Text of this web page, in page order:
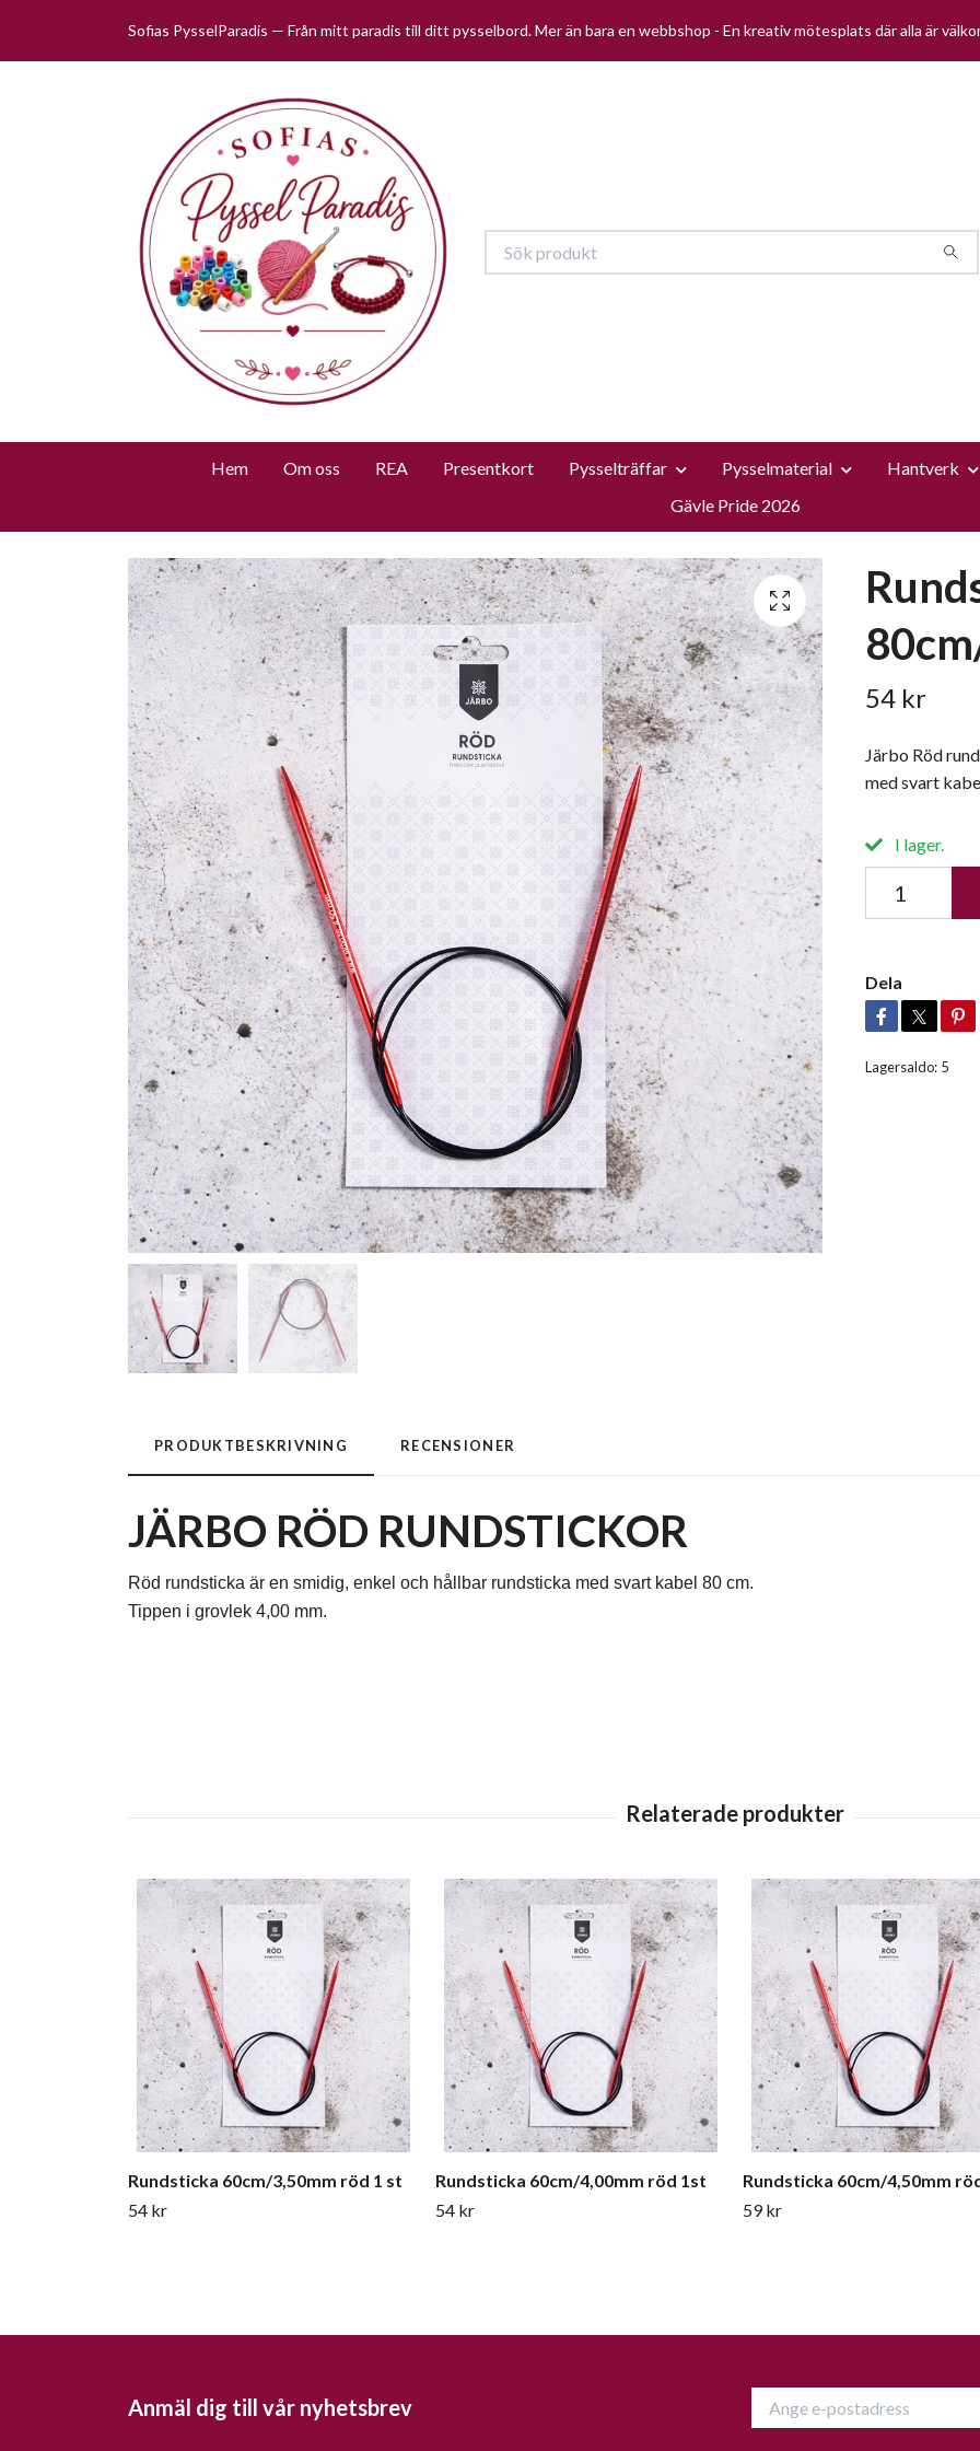
Sofias PysselParadis — Från mitt paradis till ditt pysselbord. Mer än bara en webbshop - En kreativ mötesplats där alla är
Hem Om oss REA Presentkort Pysselträffar Pysselmaterial Hantverk
Gävle Pride 2026
54 kr
Järbo Röd
med svart
I lager.
Dela
Lagersaldo: 5
PRODUKTBESKRIVNING RECENSIONER
JÄRBO RÖD RUNDSTICKOR
Röd rundsticka är en smidig, enkel och hållbar rundsticka med svart kabel 80 cm.
Tippen i grovlek 4,00 mm.
Rundsticka 60cm/3,50mm röd 1 st
54 kr
Rundsticka 60cm/4,00mm röd 1st
54 kr
Rundsticka 60cm/4,50mm
59 kr
Anmäl dig till vår nyhetsbrev